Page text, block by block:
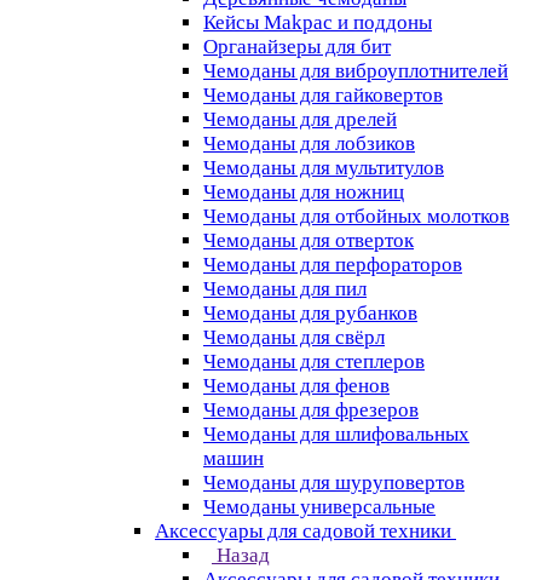
Кейсы Makpac и поддоны
Органайзеры для бит
Чемоданы для виброуплотнителей
Чемоданы для гайковертов
Чемоданы для дрелей
Чемоданы для лобзиков
Чемоданы для мультитулов
Чемоданы для ножниц
Чемоданы для отбойных молотков
Чемоданы для отверток
Чемоданы для перфораторов
Чемоданы для пил
Чемоданы для рубанков
Чемоданы для свёрл
Чемоданы для степлеров
Чемоданы для фенов
Чемоданы для фрезеров
Чемоданы для шлифовальных
машин
Чемоданы для шуруповертов
Чемоданы универсальные
Аксессуары для садовой техники
Назад